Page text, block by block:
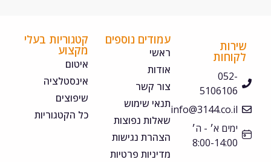
052-
5106106
info@3144.co.il
ימים א׳ - ה׳
8:00-14:00
עמודים נוספים
צור קשר
תנאי שימוש
שאלות נפוצות
הצהרת נגישות
מדיניות פרטיות
קטגוריות בעלי
אינסטלציה
שיפוצים
כל הקטגוריות